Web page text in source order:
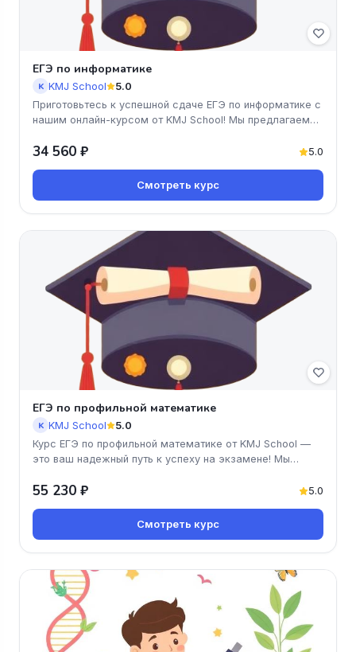
ЕГЭ по информатике
K KMJ School 5.0
Приготовьтесь к успешной сдаче ЕГЭ по информатике с
нашим онлайн-курсом от KMJ School! Мы предлагаем
34 560 ₽ 5.0
Смотреть курс
ЕГЭ по профильной математике
K KMJ School 5.0
Курс ЕГЭ по профильной математике от KMJ School —
это ваш надежный путь к успеху на экзамене! Мы
55 230 ₽ 5.0
Смотреть курс